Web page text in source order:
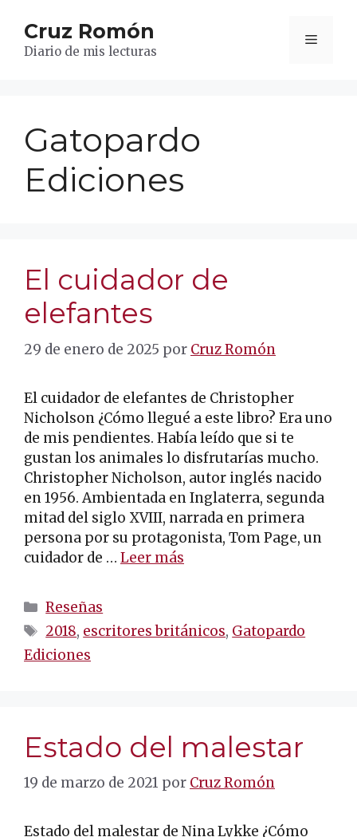
contenido
Cruz Romón
Diario de mis lecturas
Menú
Gatopardo
Ediciones
El cuidador de
elefantes
29 de enero de 2025 por Cruz Romón
El cuidador de elefantes de Christopher
Nicholson ¿Cómo llegué a este libro? Era uno
de mis pendientes. Había leído que si te
gustan los animales lo disfrutarías mucho.
Christopher Nicholson, autor inglés nacido
en 1956. Ambientada en Inglaterra, segunda
mitad del siglo XVIII, narrada en primera
persona por su protagonista, Tom Page, un
cuidador de … Leer más
Categorías
Reseñas
Etiquetas
2018, escritores británicos, Gatopardo
Ediciones
Estado del malestar
19 de marzo de 2021 por Cruz Romón
Estado del malestar de Nina Lykke ¿Cómo